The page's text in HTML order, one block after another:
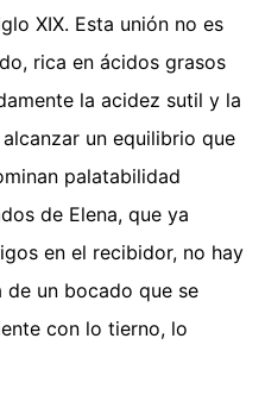
XIX. Esta unión no es
rica en ácidos grasos
la acidez sutil y la
un equilibrio que
palatabilidad
de Elena, que ya
en el recibidor, no hay
un bocado que se
con lo tierno, lo